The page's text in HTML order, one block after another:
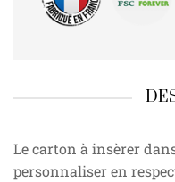
Le carton à insèrer
personnaliser en